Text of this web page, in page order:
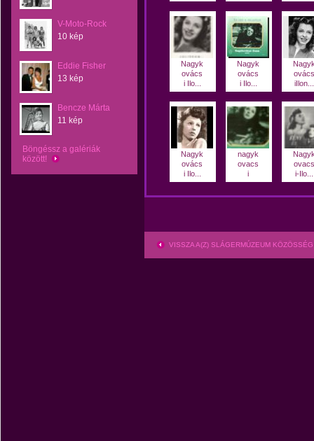
V-Moto-Rock
10 kép
Eddie Fisher
13 kép
Bencze Márta
11 kép
Böngéssz a galériák
között!
Nagyk
ovács
i Ilo...
Nagyk
ovács
i Ilo...
ovács
iIlon...
Nagyk
ovács
i Ilo...
nagyk
ovacs
i
ovacs
i-Ilo...
VISSZA A(Z) SLÁGERMÚZEUM